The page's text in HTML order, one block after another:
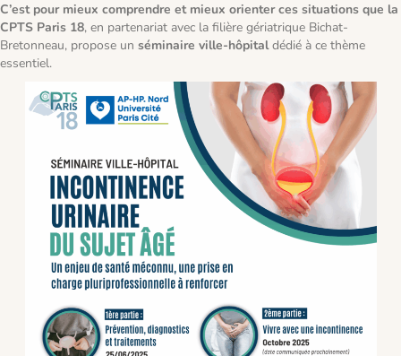
C’est pour mieux comprendre et mieux orienter ces situations que la
CPTS Paris 18, en partenariat avec la filière gériatrique Bichat-
Bretonneau, propose un séminaire ville-hôpitaldédié à ce thème
essentiel.